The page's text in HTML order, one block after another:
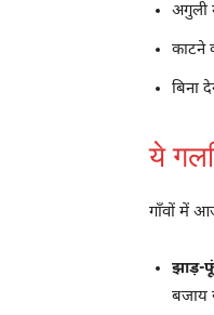
अगुली
काटने
बिना
ये
गाँवों में
झाड़-
बजाय